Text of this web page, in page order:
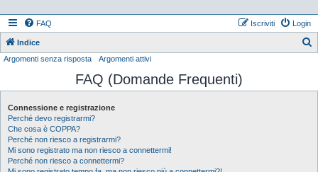
FAQ Login
Iscriviti
Indice
c
Argomenti senza risposta Argomenti attivi
FAQ (Domande Frequenti)
Connessione e registrazione
Perché devo registrarmi?
Che cosa è COPPA?
Perché non riesco a registrarmi?
Mi sono registrato ma non riesco a connettermi!
Perché non riesco a connettermi?